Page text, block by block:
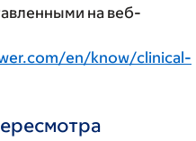
на веб-
en/know/clinical-